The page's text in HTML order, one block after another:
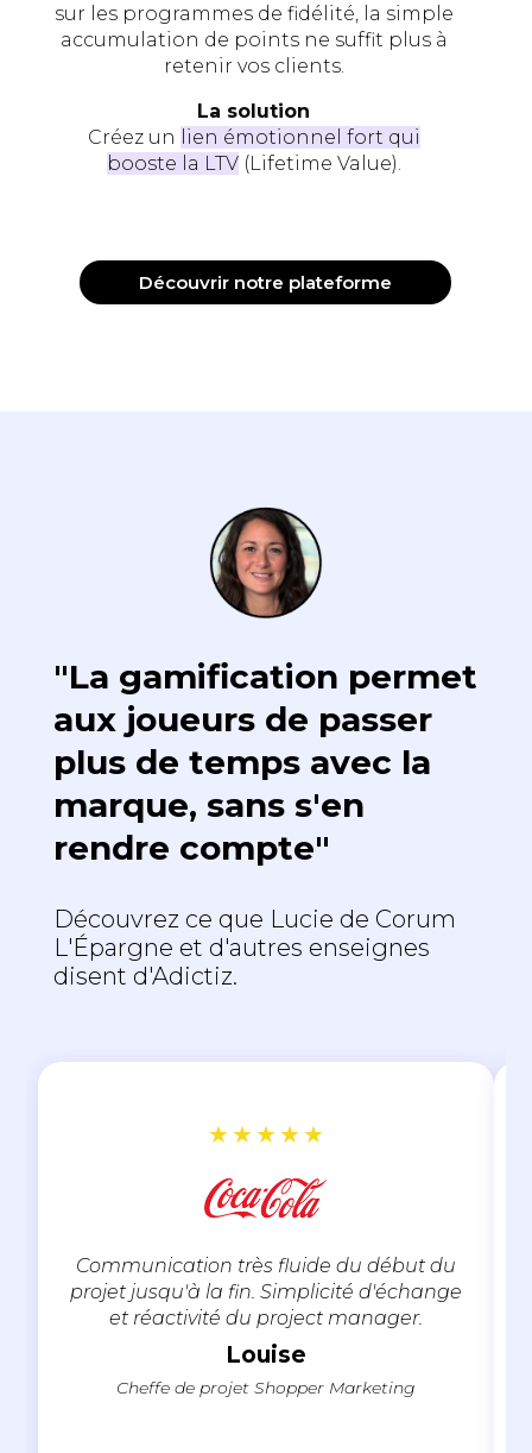
sur les programmes de fidélité, la simple
accumulation de points ne suffit plus à
retenir vos clients.
La solution
Créez un
lien émotionnel fort qui
booste la LTV(Lifetime Value).
Découvrir notre plateforme
"La gamification permet
aux joueurs de passer
plus de temps avec la
marque, sans s'en
rendre compte"
Découvrez ce que Lucie de Corum
L'Épargne et d'autres enseignes
disent d'Adictiz.
★★★★★
Communication très fluide du début du
projet jusqu'à la fin. Simplicité d'échange
et réactivité du project manager.
Louise
Cheffe de projet Shopper Marketing